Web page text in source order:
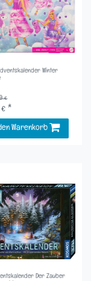
Winter
€
€ *
Warenkorb
Der Zauber